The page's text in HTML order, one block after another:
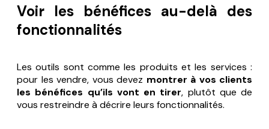
Voir les bénéfices au-delà des
fonctionnalités
Les outils sont comme les produits et les services :
pour les vendre, vous devez montrer à vos clients
les bénéfices qu’ils vont en tirer, plutôt que de
vous restreindre à décrire leurs fonctionnalités.